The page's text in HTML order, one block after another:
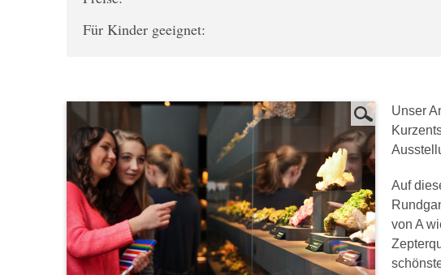
Für Kinder geeignet:
Unser
Auf
von A